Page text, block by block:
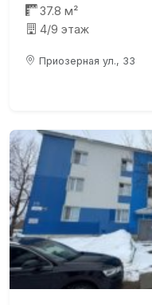
37.8 м²
4/9 этаж
Приозерная ул., 33